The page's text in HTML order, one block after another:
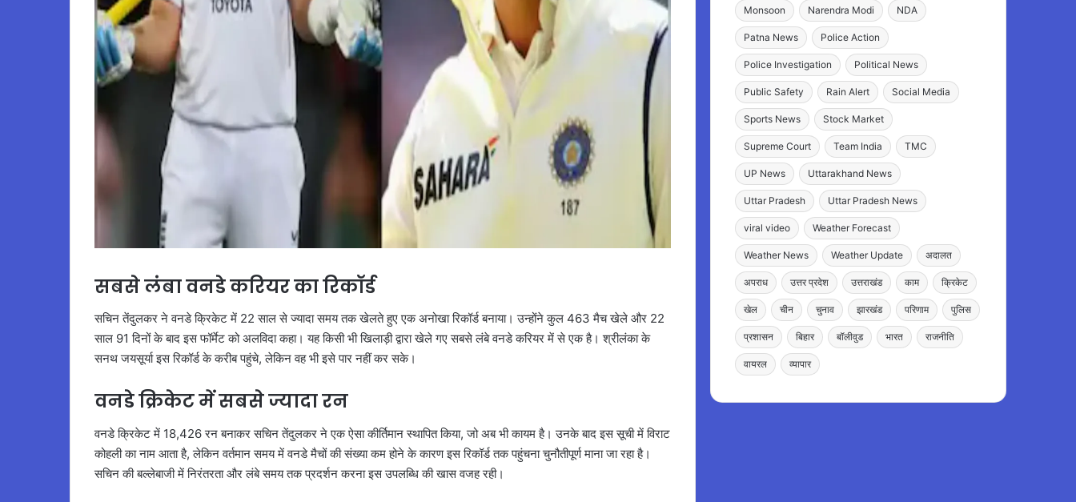
सबसे लंबा वनडे करियर का रिकॉर्ड
सचिन तेंदुलकर ने वनडे क्रिकेट में 22 साल से ज्यादा समय तक खेलते हुए एक अनोखा रिकॉर्ड बनाया। उन्होंने कुल 463 मैच खेले और 22
साल 91 दिनों के बाद इस फॉर्मेट को अलविदा कहा। यह किसी भी खिलाड़ी द्वारा खेले गए सबसे लंबे वनडे करियर में से एक है। श्रीलंका के
सनथ जयसूर्या इस रिकॉर्ड के करीब पहुंचे, लेकिन वह भी इसे पार नहीं कर सके।
वनडे क्रिकेट में सबसे ज्यादा रन
वनडे क्रिकेट में 18,426 रन बनाकर सचिन तेंदुलकर ने एक ऐसा कीर्तिमान स्थापित किया, जो अब भी कायम है। उनके बाद इस सूची में विराट
कोहली का नाम आता है, लेकिन वर्तमान समय में वनडे मैचों की संख्या कम होने के कारण इस रिकॉर्ड तक पहुंचना चुनौतीपूर्ण माना जा रहा है।
सचिन की बल्लेबाजी में निरंतरता और लंबे समय तक प्रदर्शन करना इस उपलब्धि की खास वजह रही।
Monsoon Narendra Modi NDA
Patna News Police Action
Police Investigation Political News
Public Safety Rain Alert Social Media
Sports News Stock Market
Supreme Court Team India TMC
UP News Uttarakhand News
Uttar Pradesh Uttar Pradesh News
viral video Weather Forecast
Weather News Weather Update अदालत
अपराध उत्तर प्रदेश उत्तराखंड काम क्रिकेट
खेल चीन चुनाव झारखंड परिणाम पुलिस
प्रशासन बिहार बॉलीवुड भारत राजनीति
वायरल व्यापार